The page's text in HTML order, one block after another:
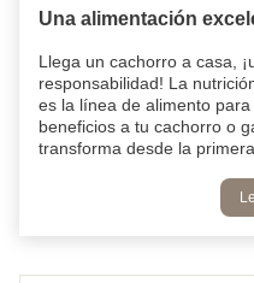
Una alimentación
Llega un cachorro a casa,
responsabilidad! La
es la línea de alimento
beneficios a tu cachorro o
transforma desde la